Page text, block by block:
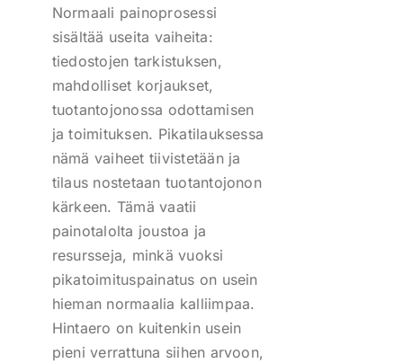
Normaali painoprosessi
sisältää useita vaiheita:
tiedostojen tarkistuksen,
mahdolliset korjaukset,
tuotantojonossa odottamisen
ja toimituksen. Pikatilauksessa
nämä vaiheet tiivistetään ja
tilaus nostetaan tuotantojonon
kärkeen. Tämä vaatii
painotalolta joustoa ja
resursseja, minkä vuoksi
pikatoimituspainatus on usein
hieman normaalia kalliimpaa.
Hintaero on kuitenkin usein
pieni verrattuna siihen arvoon,